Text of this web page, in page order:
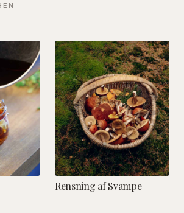
-
Rensning af Svampe